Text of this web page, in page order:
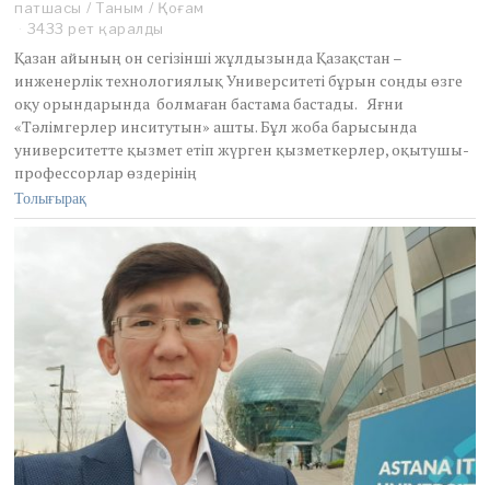
o
b
r
2
1
,
2
2
патшасы / Таным / Қоғам
3433 рет қаралды
Қазан айының он сегізінші жұлдызында Қазақстан –
инженерлік технологиялық Университеті бұрын соңды өзге
оқу орындарында болмаған бастама бастады. Яғни
«Тәлімгерлер инситутын» ашты. Бұл жоба барысында
университетте қызмет етіп жүрген қызметкерлер, оқытушы-
профессорлар өздерінің
Толығырақ